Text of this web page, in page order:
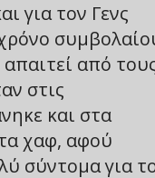
για τον Γενς
από
στις
και στα
χαφ, αφού
σύντομα για